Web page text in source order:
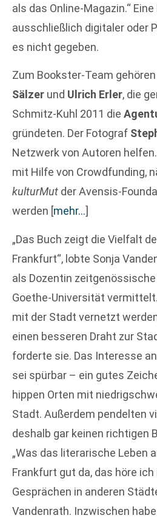
als das Online-Magazin.“
ausschließlich digitaler oder
es nicht gegeben.
Zum Bookster-Team
Sälzer und Ulrich Erler, die
Schmitz-Kuhl 2011 die
gründeten. Der Fotograf
Netzwerk von Autoren
mit Hilfe von Crowdfunding,
kulturMut der Avensis-
werden [mehr…]
„Das Buch zeigt die Vielfalt
Frankfurt“, lobte Sonja
als Dozentin
Goethe-Universität
mit der Stadt vernetzt
einen besseren Draht zur
forderte sie. Das Interesse
sei spürbar – ein gutes
hippen Orten mit
Stadt. Außerdem pendelten
deshalb gar keinen richtigen
„Was das literarische Leben
Frankfurt gut da, das höre
Gesprächen in anderen
Vandenrath. Inzwischen